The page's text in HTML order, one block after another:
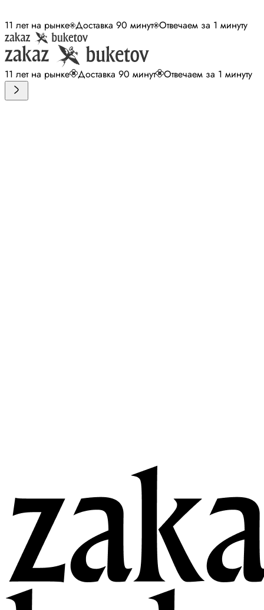
11 лет на рынке Доставка 90 минут Отвечаем за 1 минуту
11 лет на рынке Доставка 90 минут Отвечаем за 1 минуту